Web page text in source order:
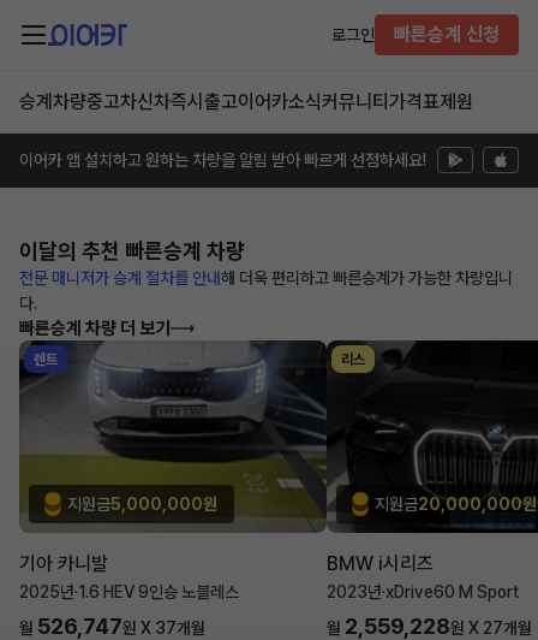
로그인 빠른승계 신청
승계차량중고차신차즉시출고이어카소식커뮤니티 가격표제원
이어카 앱 설치하고 원하는 차량을 알림 받아 빠르게 선점하세요!
이달의 추천 빠른승계 차량
전문 매니저가 승계 절차를 안내해 더욱 편리하고 빠른승계가 가능한 차량입니
다.
빠른승계 차량 더 보기
렌트
지원금5,000,000원
기아 카니발
2025년·1.6 HEV 9인승 노블레스
월 526,747원 X 37개월
리스
지원금20,000,000원
BMW i시리즈
2023년·xDrive60 M Sport
월 2,559,228원 X 27개월